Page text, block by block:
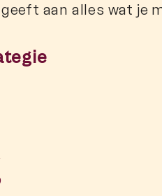
aan alles wat je